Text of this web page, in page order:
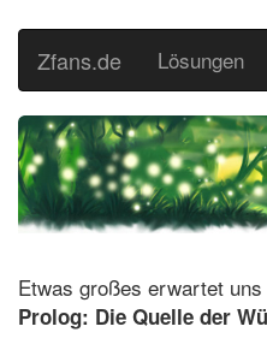
Zfans.de Lösungen
Etwas großes erwartet
Prolog: Die Quelle der